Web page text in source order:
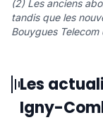
(2) Les anciens
tandis que les
Bouygues
Les
Igny-